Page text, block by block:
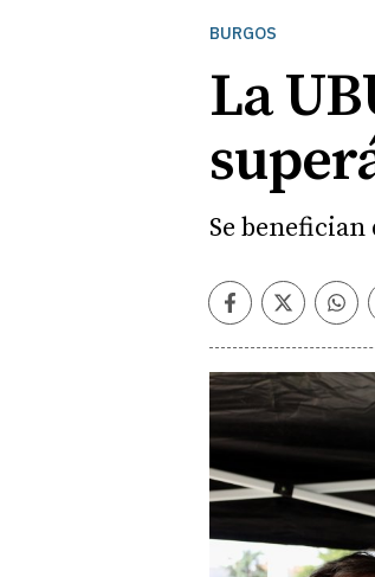
BURGOS
La
Se
Facebook
Twitter